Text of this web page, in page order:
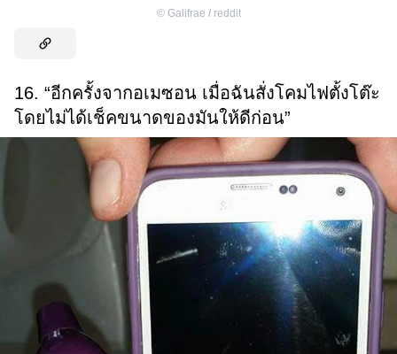
© Galifrae / reddit
16. “อีกครั้งจากอเมซอน เมื่อฉันสั่งโคมไฟตั้งโต๊ะ
โดยไม่ได้เช็คขนาดของมันให้ดีก่อน”